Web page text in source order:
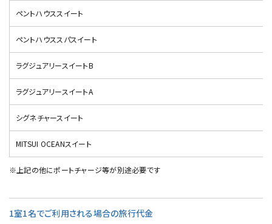
ペントハウススイート
ペントハウススパスイート
ラグジュアリースイートB
ラグジュアリースイートA
シグネチャースイート
MITSUI OCEANスイート
※上記の他にポートチャージ等が別途必要です
1室1名でご利用される場合の旅行代金